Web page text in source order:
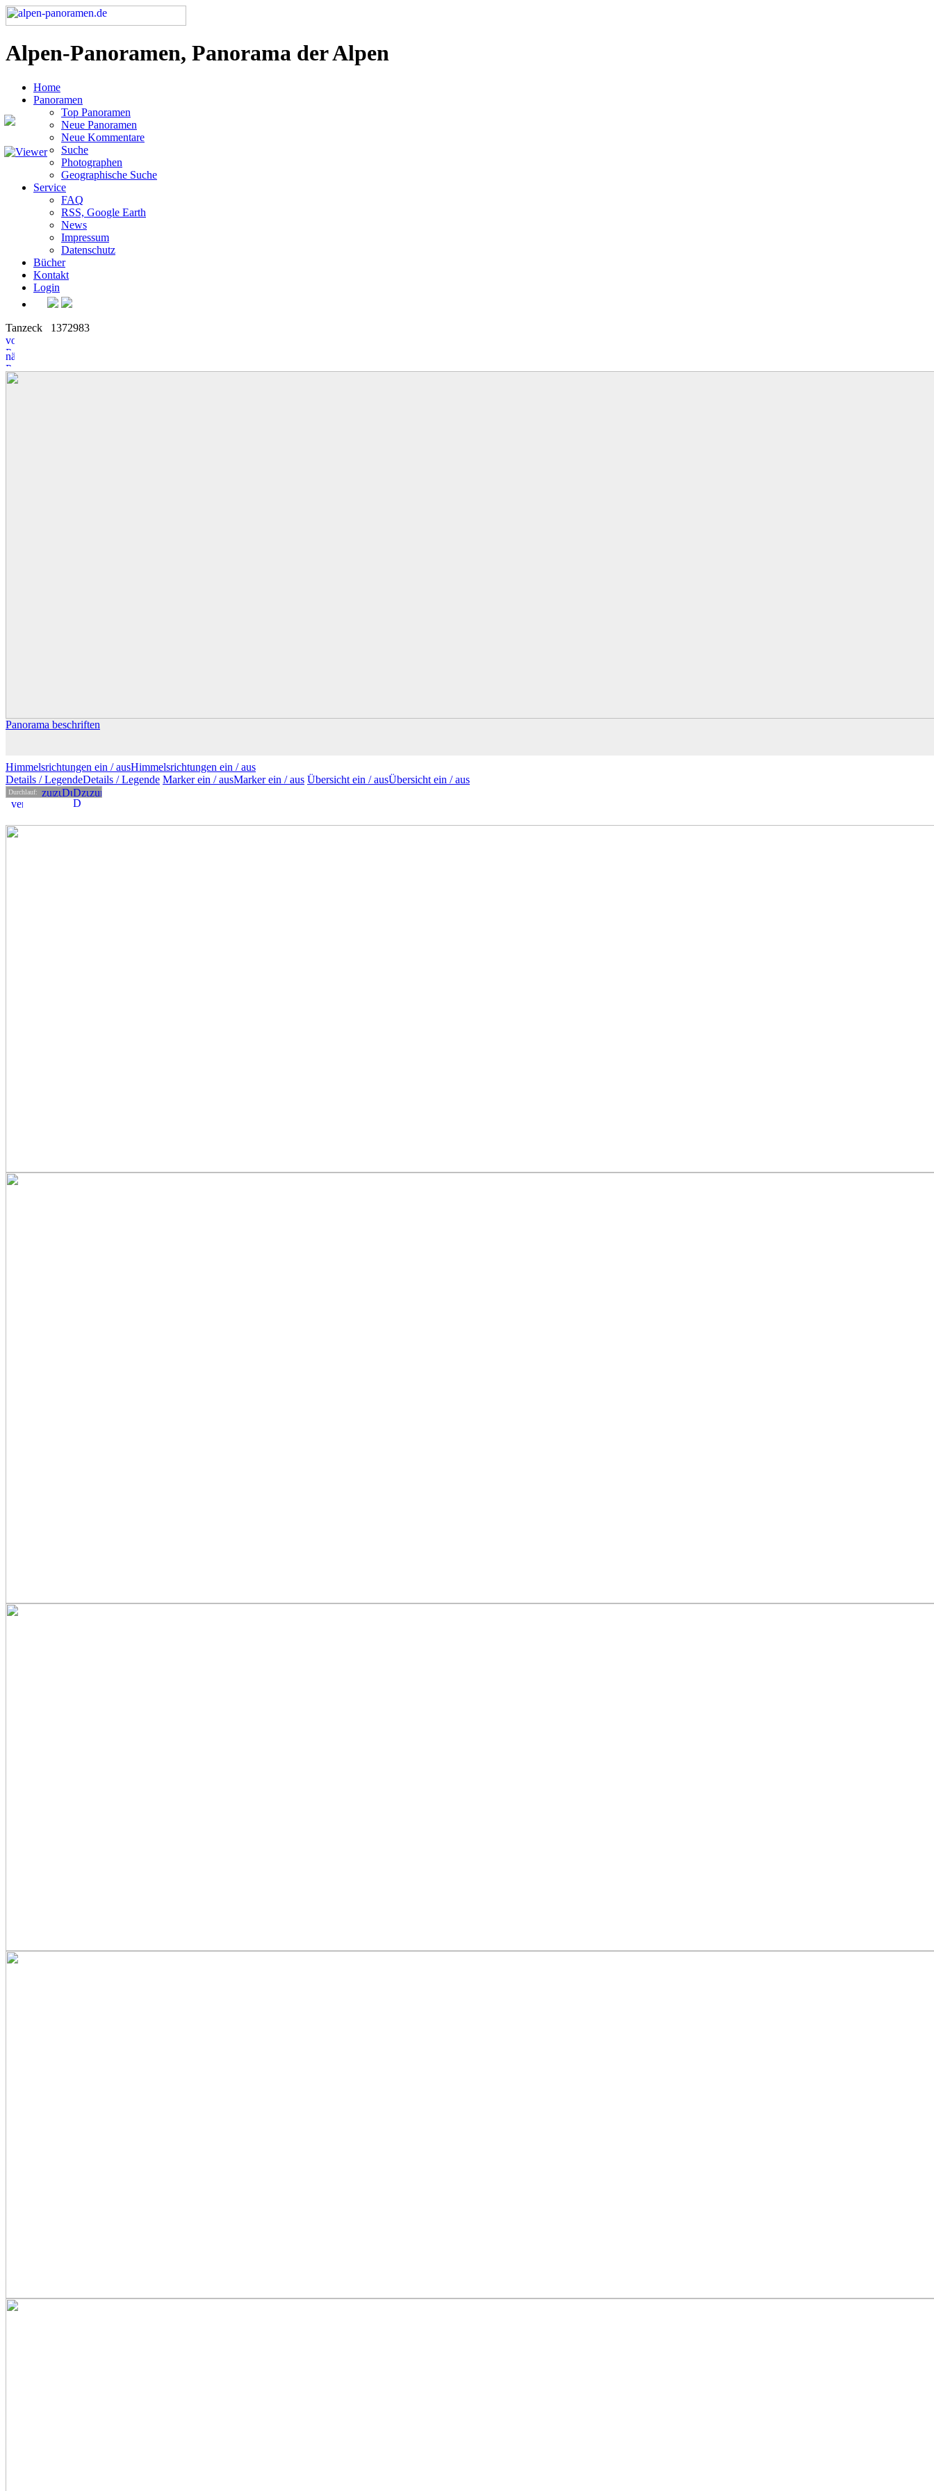
Alpen-Panoramen, Panorama der Alpen
Home
Panoramen
Top Panoramen
Neue Panoramen
Neue Kommentare
Suche
Photographen
Geographische Suche
Service
FAQ
RSS, Google Earth
News
Impressum
Datenschutz
Bücher
Kontakt
Login
Tanzeck 1372983
Panorama beschriften
Himmelsrichtungen ein /ausHimmelsrichtungen ein / aus
Details / LegendeDetails /Legende Marker ein /ausMarkerein / aus Übersicht ein /ausÜbersicht ein / aus
Durchlauf: